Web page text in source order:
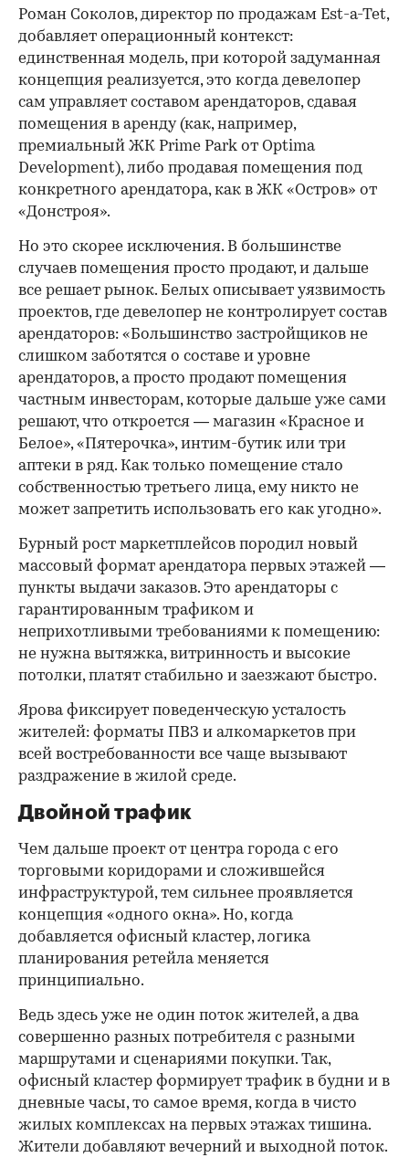
Роман Соколов, директор по продажам Est-a-Tet,
добавляет операционный контекст:
единственная модель, при которой задуманная
концепция реализуется, это когда девелопер
сам управляет составом арендаторов, сдавая
помещения в аренду (как, например,
премиальный ЖК Prime Park от Optima
Development), либо продавая помещения под
конкретного арендатора, как в ЖК «Остров» от
«Донстроя».
Но это скорее исключения. В большинстве
случаев помещения просто продают, и дальше
все решает рынок. Белых описывает уязвимость
проектов, где девелопер не контролирует состав
арендаторов: «Большинство застройщиков не
слишком заботятся о составе и уровне
арендаторов, а просто продают помещения
частным инвесторам, которые дальше уже сами
решают, что откроется — магазин «Красное и
Белое», «Пятерочка», интим-бутик или три
аптеки в ряд. Как только помещение стало
собственностью третьего лица, ему никто не
может запретить использовать его как угодно».
Бурный рост маркетплейсов породил новый
массовый формат арендатора первых этажей —
пункты выдачи заказов. Это арендаторы с
гарантированным трафиком и
неприхотливыми требованиями к помещению:
не нужна вытяжка, витринность и высокие
потолки, платят стабильно и заезжают быстро.
Ярова фиксирует поведенческую усталость
жителей: форматы ПВЗ и алкомаркетов при
всей востребованности все чаще вызывают
раздражение в жилой среде.
Двойной трафик
Чем дальше проект от центра города с его
торговыми коридорами и сложившейся
инфраструктурой, тем сильнее проявляется
концепция «одного окна». Но, когда
добавляется офисный кластер, логика
планирования ретейла меняется
принципиально.
Ведь здесь уже не один поток жителей, а два
совершенно разных потребителя с разными
маршрутами и сценариями покупки. Так,
офисный кластер формирует трафик в будни и в
дневные часы, то самое время, когда в чисто
жилых комплексах на первых этажах тишина.
Жители добавляют вечерний и выходной поток.